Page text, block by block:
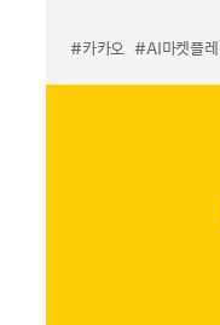
#카카오 #AI마켓플